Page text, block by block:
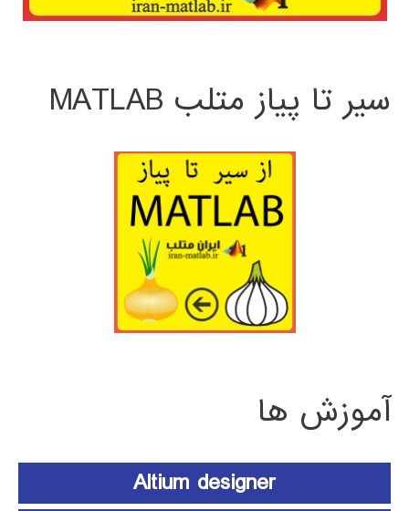
سیر تا پیاز متلب MATLAB
آموزش ها
Altium designer